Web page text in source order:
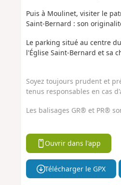
Puis à Moulinet, visiter le
Saint-Bernard : son
Le parking situé au centre
l'Église Saint-Bernard et sa
Soyez toujours prudent et
tenus responsables en cas
Les balisages GR® et PR®
Ouvrir dans l'app
Télécharger le GPX